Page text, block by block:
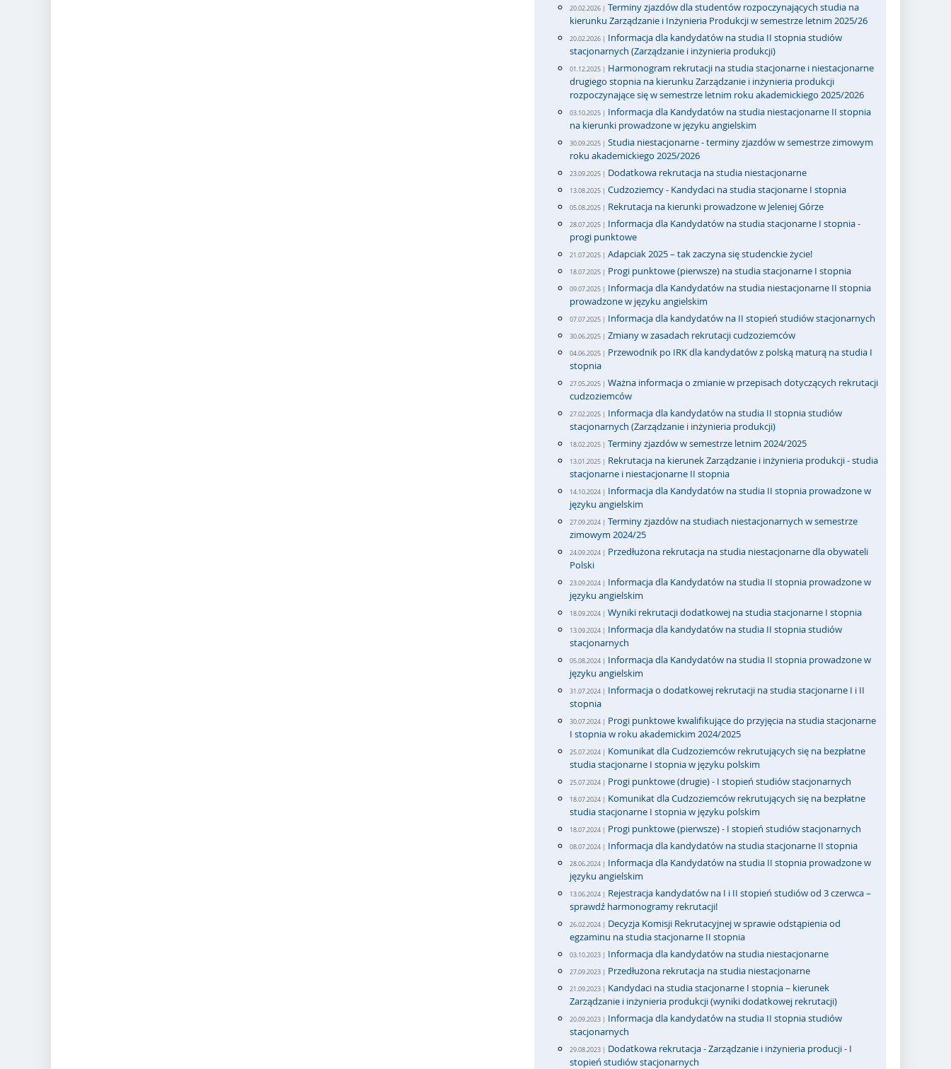
20.02.2026 | Terminy zjazdów dla studentów rozpoczynających studia na
kierunku Zarządzanie i Inżynieria Produkcji w semestrze letnim 2025/26
20.02.2026 | Informacja dla kandydatów na studia II stopnia studiów
stacjonarnych (Zarządzanie i inżynieria produkcji)
01.12.2025 | Harmonogram rekrutacji na studia stacjonarne i niestacjonarne
drugiego stopnia na kierunku Zarządzanie i inżynieria produkcji
rozpoczynające się w semestrze letnim roku akademickiego 2025/2026
03.10.2025 | Informacja dla Kandydatów na studia niestacjonarne II stopnia
na kierunki prowadzone w języku angielskim
30.09.2025 | Studia niestacjonarne - terminy zjazdów w semestrze zimowym
roku akademickiego 2025/2026
23.09.2025 | Dodatkowa rekrutacja na studia niestacjonarne
13.08.2025 | Cudzoziemcy - Kandydaci na studia stacjonarne I stopnia
05.08.2025 | Rekrutacja na kierunki prowadzone w Jeleniej Górze
28.07.2025 | Informacja dla Kandydatów na studia stacjonarne I stopnia -
progi punktowe
21.07.2025 | Adapciak 2025 – tak zaczyna się studenckie życie!
18.07.2025 | Progi punktowe (pierwsze) na studia stacjonarne I stopnia
09.07.2025 | Informacja dla Kandydatów na studia niestacjonarne II stopnia
prowadzone w języku angielskim
07.07.2025 | Informacja dla kandydatów na II stopień studiów stacjonarnych
30.06.2025 | Zmiany w zasadach rekrutacji cudzoziemców
04.06.2025 | Przewodnik po IRK dla kandydatów z polską maturą na studia I
stopnia
27.05.2025 | Ważna informacja o zmianie w przepisach dotyczących rekrutacji
cudzoziemców
27.02.2025 | Informacja dla kandydatów na studia II stopnia studiów
stacjonarnych (Zarządzanie i inżynieria produkcji)
18.02.2025 | Terminy zjazdów w semestrze letnim 2024/2025
13.01.2025 | Rekrutacja na kierunek Zarządzanie i inżynieria produkcji - studia
stacjonarne i niestacjonarne II stopnia
14.10.2024 | Informacja dla Kandydatów na studia II stopnia prowadzone w
języku angielskim
27.09.2024 | Terminy zjazdów na studiach niestacjonarnych w semestrze
zimowym 2024/25
24.09.2024 | Przedłużona rekrutacja na studia niestacjonarne dla obywateli
Polski
23.09.2024 | Informacja dla Kandydatów na studia II stopnia prowadzone w
języku angielskim
18.09.2024 | Wyniki rekrutacji dodatkowej na studia stacjonarne I stopnia
13.09.2024 | Informacja dla kandydatów na studia II stopnia studiów
stacjonarnych
05.08.2024 | Informacja dla Kandydatów na studia II stopnia prowadzone w
języku angielskim
31.07.2024 | Informacja o dodatkowej rekrutacji na studia stacjonarne I i II
stopnia
30.07.2024 | Progi punktowe kwalifikujące do przyjęcia na studia stacjonarne
I stopnia w roku akademickim 2024/2025
25.07.2024 | Komunikat dla Cudzoziemców rekrutujących się na bezpłatne
studia stacjonarne I stopnia w języku polskim
25.07.2024 | Progi punktowe (drugie) - I stopień studiów stacjonarnych
18.07.2024 | Komunikat dla Cudzoziemców rekrutujących się na bezpłatne
studia stacjonarne I stopnia w języku polskim
18.07.2024 | Progi punktowe (pierwsze) - I stopień studiów stacjonarnych
08.07.2024 | Informacja dla kandydatów na studia stacjonarne II stopnia
28.06.2024 | Informacja dla Kandydatów na studia II stopnia prowadzone w
języku angielskim
13.06.2024 | Rejestracja kandydatów na I i II stopień studiów od 3 czerwca –
sprawdź harmonogramy rekrutacji!
26.02.2024 | Decyzja Komisji Rekrutacyjnej w sprawie odstąpienia od
egzaminu na studia stacjonarne II stopnia
03.10.2023 | Informacja dla kandydatów na studia niestacjonarne
27.09.2023 | Przedłużona rekrutacja na studia niestacjonarne
21.09.2023 | Kandydaci na studia stacjonarne I stopnia – kierunek
Zarządzanie i inżynieria produkcji (wyniki dodatkowej rekrutacji)
20.09.2023 | Informacja dla kandydatów na studia II stopnia studiów
stacjonarnych
29.08.2023 | Dodatkowa rekrutacja - Zarządzanie i inżynieria producji - I
stopień studiów stacjonarnych